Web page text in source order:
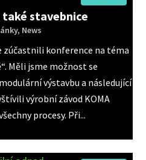
stavebnice
, News
zúčastnili konference na téma
Měli jsme možnost se
výstavbu a následující
výrobní závod KOMA
procesy. Při...